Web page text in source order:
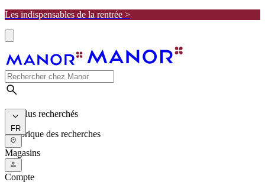
Les indispensables de la rentrée >
Les plus recherchés
Historique des recherches
FR
Magasins
Compte